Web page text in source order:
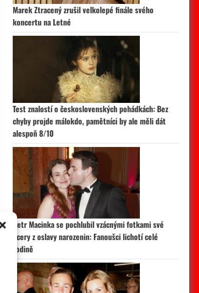
Marek Ztracený zrušil velkolepé finále svého
koncertu na Letné
Test znalostí o československých pohádkách: Bez
chyby projde málokdo, pamětníci by ale měli dát
alespoň 8/10
Petr Macinka se pochlubil vzácnými fotkami své
dcery z oslavy narozenin: Fanoušci lichotí celé
rodině